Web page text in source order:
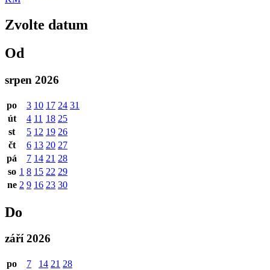
Zvolte datum
Od
srpen 2026
po 3 10 17 24 31
út
4 11 18 25
st
5 12 19 26
čt
6 13 20 27
pá
7 14 21 28
so 1 8 15 22 29
ne 2 9 16 23 30
Do
září 2026
po 7 14 21 28